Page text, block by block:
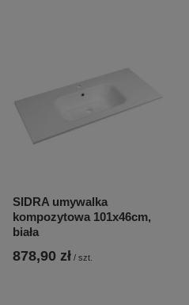
SIDRA umywalka
kompozytowa 101x46cm,
biała
878,90 zł / szt.